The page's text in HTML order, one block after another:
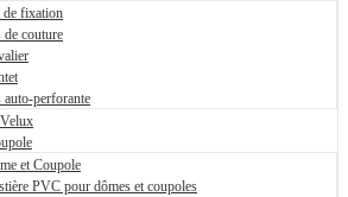
fixation
de couture
auto-perforante
et Coupole
PVC pour dômes et coupoles